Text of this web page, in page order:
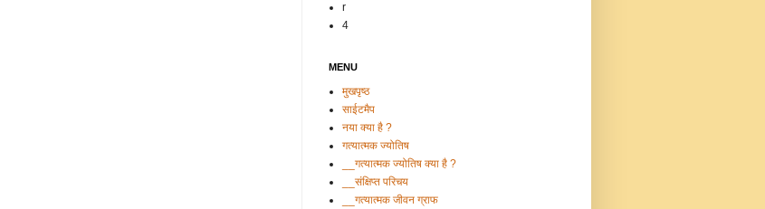
r
4
MENU
मुखपृष्ठ
साईटमैप
नया क्या है ?
गत्यात्मक ज्योतिष
__गत्यात्मक ज्योतिष क्या है ?
__संक्षिप्त परिचय
__गत्यात्मक जीवन ग्राफ